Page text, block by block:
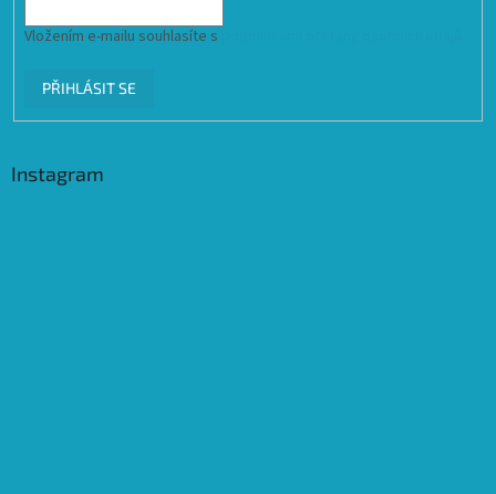
Vložením e-mailu souhlasíte s
PŘIHLÁSIT SE
Instagram